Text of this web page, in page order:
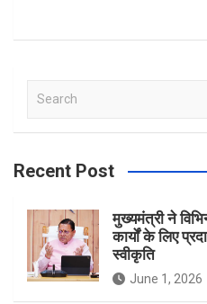
a
c
Recent Post
मुख्यमंत्री ने
कार्यों के लिए
स्वीकृति
June 1, 2026